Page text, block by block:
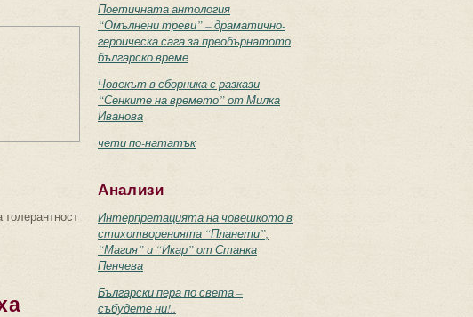
Поетичната антология
“Омълнени треви” – драматично-
героическа сага за преобърнатото
българско време
Човекът в сборника с разкази
“Сенките на времето” от Милка
Иванова
чети по-нататък
Анализи
Интерпретацията на човешкото в
стихотворенията “Планети”,
“Магия” и “Икар” от Станка
Пенчева
Български пера по света –
събудете ни!..